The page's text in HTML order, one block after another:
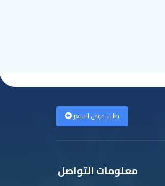
طلب عرض السعر
معلومات التواصل